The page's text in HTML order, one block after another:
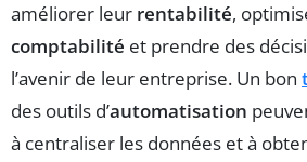
améliorer leur rentabilité,
comptabilité et prendre des
l’avenir de leur entreprise. Un bon
des outils d’automatisation
à centraliser les données et à